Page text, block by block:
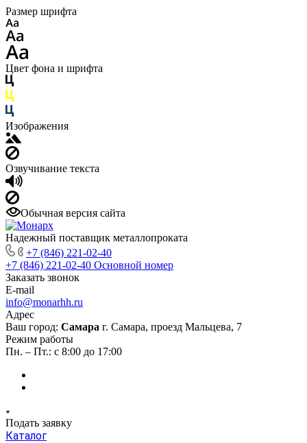
Размер шрифта
Цвет фона и шрифта
Изображения
Озвучивание текста
Обычная версия сайта
Надежный поставщик металлопроката
+7 (846) 221-02-40
+7 (846) 221-02-40 Основной номер
Заказать звонок
E-mail
info@monarhh.ru
Адрес
Ваш город: Самара г. Самара, проезд Мальцева, 7
Режим работы
Пн. – Пт.: с 8:00 до 17:00
Подать заявку
Каталог